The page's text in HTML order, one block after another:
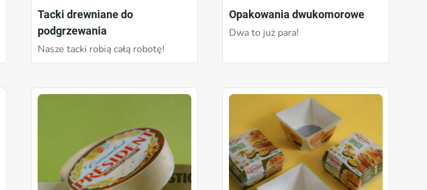
Tacki drewniane do
podgrzewania
Nasze tacki robią całą robotę!
Opakowania dwukomorowe
Dwa to już para!